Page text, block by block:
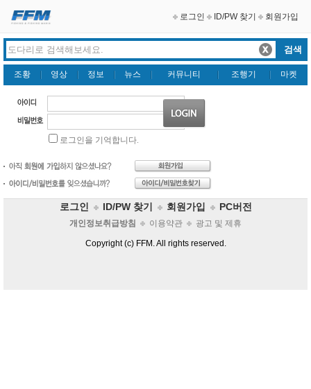
로그인 ID/PW 찾기 회원가입
조황 영상 정보 뉴스 커뮤니티 조행기 마켓
로그인을 기억합니다.
로그인 ID/PW 찾기 회원가입 PC버전
개인정보취급방침 이용약관 광고 및 제휴
Copyright (c) FFM. All rights reserved.